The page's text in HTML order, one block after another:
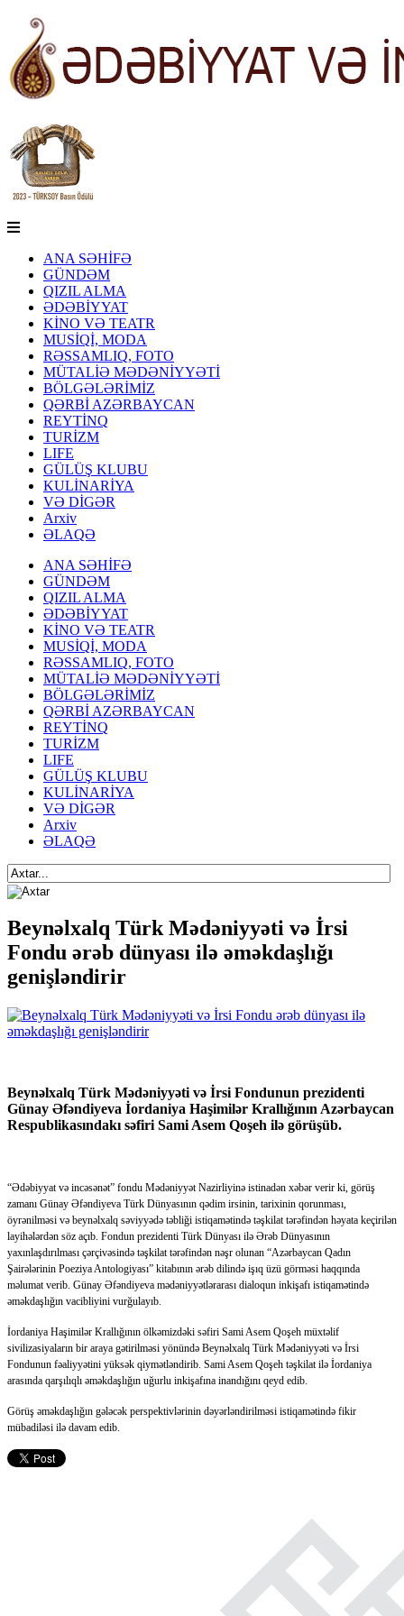
ANA SƏHİFƏ
GÜNDƏM
QIZIL ALMA
ƏDƏBİYYAT
KİNO VƏ TEATR
MUSİQİ, MODA
RƏSSAMLIQ, FOTO
MÜTALİƏ MƏDƏNİYYƏTİ
BÖLGƏLƏRİMİZ
QƏRBİ AZƏRBAYCAN
REYTİNQ
TURİZM
LIFE
GÜLÜŞ KLUBU
KULİNARİYA
VƏ DİGƏR
Arxiv
ƏLAQƏ
ANA SƏHİFƏ
GÜNDƏM
QIZIL ALMA
ƏDƏBİYYAT
KİNO VƏ TEATR
MUSİQİ, MODA
RƏSSAMLIQ, FOTO
MÜTALİƏ MƏDƏNİYYƏTİ
BÖLGƏLƏRİMİZ
QƏRBİ AZƏRBAYCAN
REYTİNQ
TURİZM
LIFE
GÜLÜŞ KLUBU
KULİNARİYA
VƏ DİGƏR
Arxiv
ƏLAQƏ
Beynəlxalq Türk Mədəniyyəti və İrsi
Fondu ərəb dünyası ilə əməkdaşlığı
genişləndirir
Beynəlxalq Türk Mədəniyyəti və İrsi Fondunun prezidenti
Günay Əfəndiyeva İordaniya Haşimilər Krallığının Azərbaycan
Respublikasındakı səfiri Sami Asem Qoşeh ilə görüşüb.
“Ədəbiyyat və incəsənət” fondu Mədəniyyət Nazirliyinə istinadən xəbər verir ki, görüş
zamanı Günay Əfəndiyeva Türk Dünyasının qədim irsinin, tarixinin qorunması,
öyrənilməsi və beynəlxalq səviyyədə təbliği istiqamətində təşkilat tərəfindən həyata keçirilən
layihələrdən söz açıb. Fondun prezidenti Türk Dünyası ilə Ərəb Dünyasının
yaxınlaşdırılması çərçivəsində təşkilat tərəfindən nəşr olunan “Azərbaycan Qadın
Şairələrinin Poeziya Antologiyası” kitabının ərəb dilində işıq üzü görməsi haqqında
məlumat verib. Günay Əfəndiyeva mədəniyyətlərarası dialoqun inkişafı istiqamətində
əməkdaşlığın vacibliyini vurğulayıb.
İordaniya Haşimilər Krallığının ölkəmizdəki səfiri Sami Asem Qoşeh müxtəlif
sivilizasiyaların bir araya gətirilməsi yönündə Beynəlxalq Türk Mədəniyyəti və İrsi
Fondunun fəaliyyətini yüksək qiymətləndirib. Sami Asem Qoşeh təşkilat ilə İordaniya
arasında qarşılıqlı əməkdaşlığın uğurlu inkişafına inandığını qeyd edib.
Görüş əməkdaşlığın gələcək perspektivlərinin dəyərləndirilməsi istiqamətində fikir
mübadiləsi ilə davam edib.